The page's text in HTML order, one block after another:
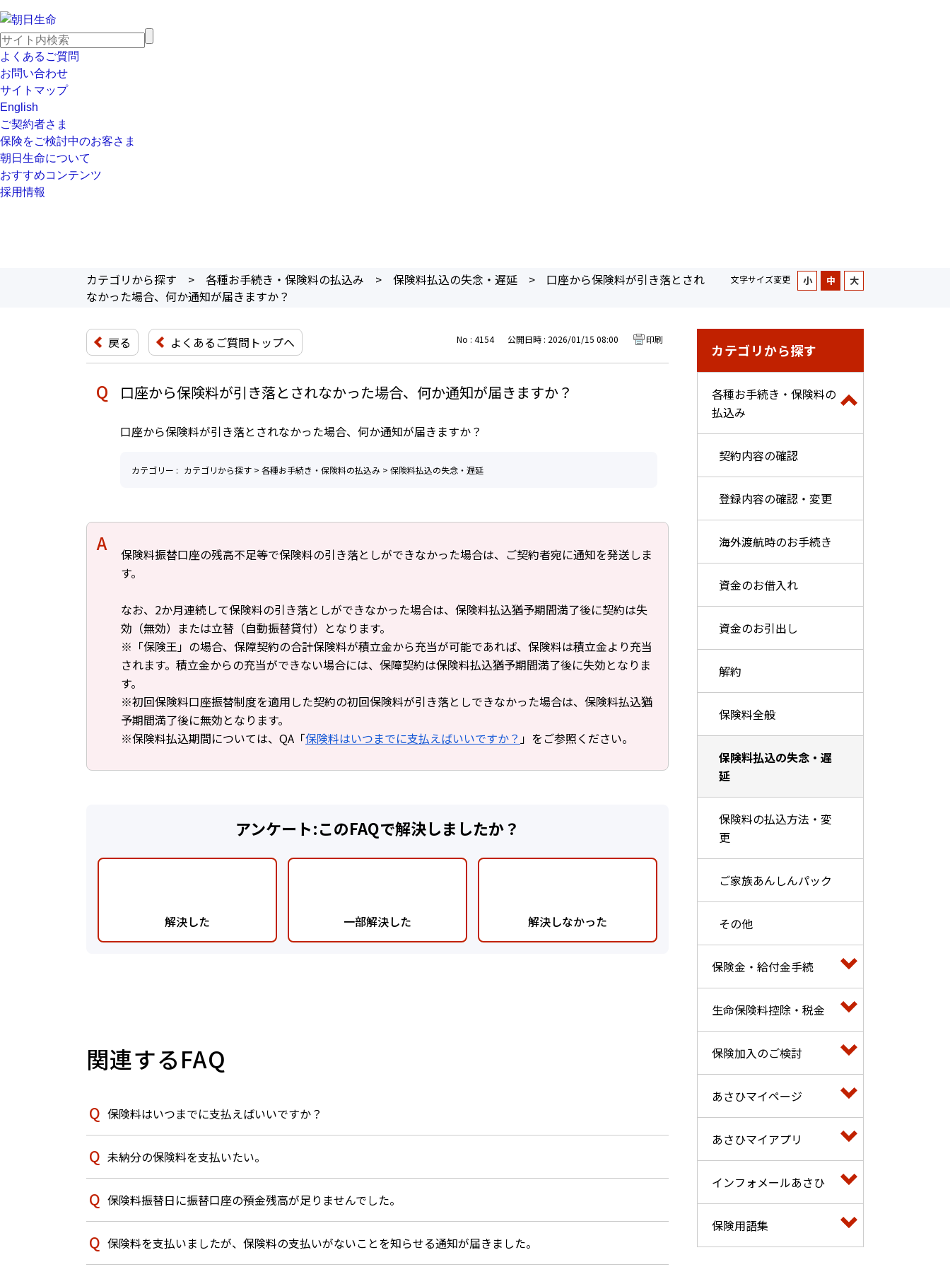
よくあるご質問
お問い合わせ
サイトマップ
English
ご契約者さま
保険をご検討中のお客さま
朝日生命について
おすすめコンテンツ
採用情報
文字サイズ変更
カテゴリから探す > 各種お手続き・保険料の払込み > 保険料払込の失念・遅延 >
口座から保険料が引き落とされ
なかった場合、何か通知が届きますか？
カテゴリから探す
各種お手続き・保険料の
払込み
契約内容の確認
登録内容の確認・変更
海外渡航時のお手続き
資金のお借入れ
資金のお引出し
解約
保険料全般
保険料払込の失念・遅
延
保険料の払込方法・変
更
ご家族あんしんパック
その他
保険金・給付金手続
生命保険料控除・税金
保険加入のご検討
あさひマイページ
あさひマイアプリ
インフォメールあさひ
保険用語集
戻る よくあるご質問トップへ No : 4154 公開日時 : 2026/01/15 08:00 印刷
口座から保険料が引き落とされなかった場合、何か通知が届きますか？
口座から保険料が引き落とされなかった場合、何か通知が届きますか？
カテゴリー : カテゴリから探す > 各種お手続き・保険料の払込み > 保険料払込の失念・遅延
保険料振替口座の残高不足等で保険料の引き落としができなかった場合は、ご契約者宛に通知を発送しま
す。
なお、2か月連続して保険料の引き落としができなかった場合は、保険料払込猶予期間満了後に契約は失
効（無効）または立替（自動振替貸付）となります。
※「保険王」の場合、保障契約の合計保険料が積立金から充当が可能であれば、保険料は積立金より充当
されます。積立金からの充当ができない場合には、保障契約は保険料払込猶予期間満了後に失効となりま
す。
※初回保険料口座振替制度を適用した契約の初回保険料が引き落としできなかった場合は、保険料払込猶
予期間満了後に無効となります。
※保険料払込期間については、QA「保険料はいつまでに支払えばいいですか？」をご参照ください。
アンケート:このFAQで解決しましたか？
解決した 一部解決した 解決しなかった
関連するFAQ
保険料はいつまでに支払えばいいですか？
未納分の保険料を支払いたい。
保険料振替日に振替口座の預金残高が足りませんでした。
保険料を支払いましたが、保険料の支払いがないことを知らせる通知が届きました。